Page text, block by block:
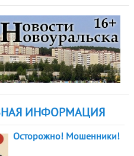
ИНФОРМАЦИЯ
Осторожно! Мошенники!